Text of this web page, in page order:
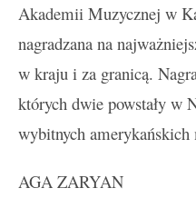
Akademii Muzycznej w
nagradzana na
w kraju i za granicą.
których dwie powstały w
wybitnych amerykańskich
AGA ZARYAN